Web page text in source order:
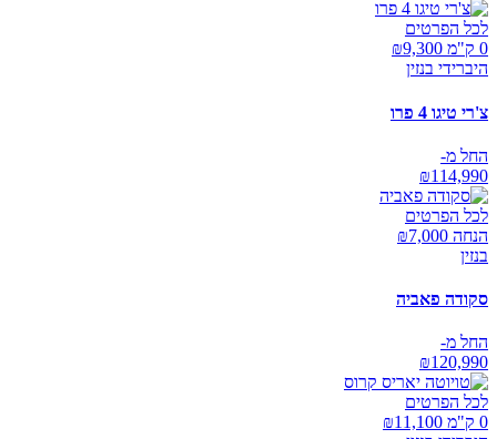
לכל הפרטים
0 ק"מ ₪
9,300
היברידי בנזין
צ'רי טיגו 4 פרו
החל מ-
₪114,990
לכל הפרטים
הנחה ₪ 7,000
בנזין
סקודה פאביה
החל מ-
₪120,990
לכל הפרטים
0 ק"מ ₪
11,100